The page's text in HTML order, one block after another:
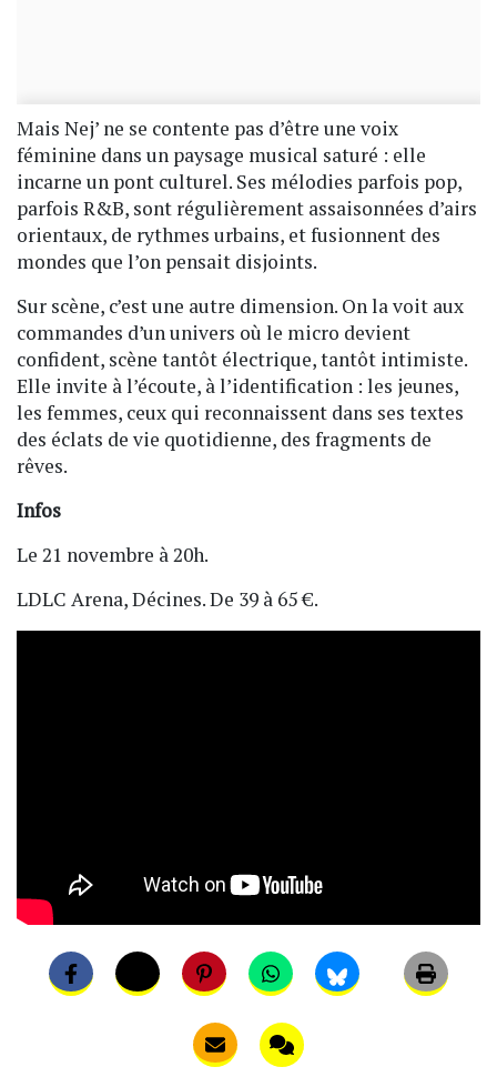
Mais Nej’ ne se contente pas d’être une voix
féminine dans un paysage musical saturé : elle
incarne un pont culturel. Ses mélodies parfois pop,
parfois R&B, sont régulièrement assaisonnées d’airs
orientaux, de rythmes urbains, et fusionnent des
mondes que l’on pensait disjoints.
Sur scène, c’est une autre dimension. On la voit aux
commandes d’un univers où le micro devient
confident, scène tantôt électrique, tantôt intimiste.
Elle invite à l’écoute, à l’identification : les jeunes,
les femmes, ceux qui reconnaissent dans ses textes
des éclats de vie quotidienne, des fragments de
rêves.
Infos
Le 21 novembre à 20h.
LDLC Arena, Décines. De 39 à 65 €.